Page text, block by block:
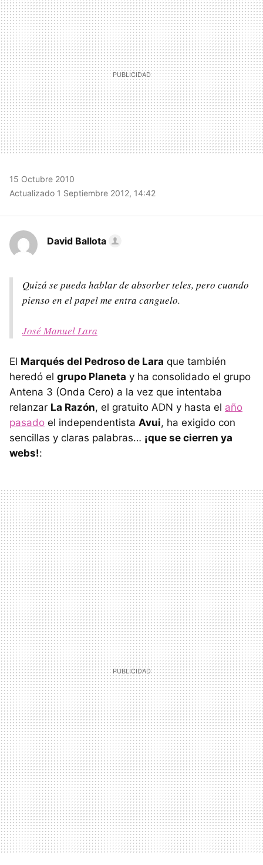
MAIL
15 Octubre 2010
Actualizado 1 Septiembre 2012, 14:42
David Ballota
Quizá se pueda hablar de absorber teles, pero cuando
pienso en el papel me entra canguelo.
José Manuel Lara
El Marqués del Pedroso de Lara que también
heredó el grupo Planeta y ha consolidado el grupo
Antena 3 (Onda Cero) a la vez que intentaba
relanzar La Razón, el gratuito ADN y hasta el año
pasado el independentista Avui, ha exigido con
sencillas y claras palabras… ¡que se cierren ya
webs!: